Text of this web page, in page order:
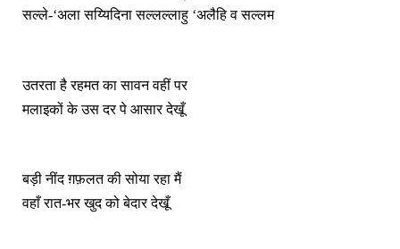
सल्ले-‘अला सय्यिदिना सल्लल्लाहु ‘अलैहि व सल्लम
उतरता है रहमत का सावन वहीं पर
मलाइकों के उस दर पे आसार देखूँ
बड़ी नींद ग़फ़लत की सोया रहा मैं
वहाँ रात-भर खुद को बेदार देखूँ